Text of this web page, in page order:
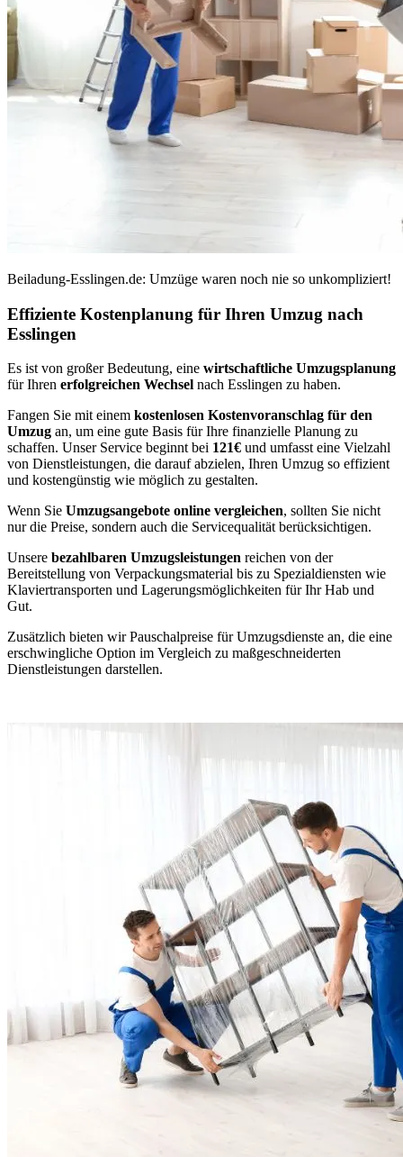
Beiladung-Esslingen.de: Umzüge waren noch nie so unkompliziert!
Effiziente Kostenplanung für Ihren Umzug nach
Esslingen
Es ist von großer Bedeutung, eine wirtschaftliche Umzugsplanung
für Ihren erfolgreichen Wechsel nach Esslingen zu haben.
Fangen Sie mit einem kostenlosen Kostenvoranschlag für den
Umzug an, um eine gute Basis für Ihre finanzielle Planung zu
schaffen. Unser Service beginnt bei 121€ und umfasst eine Vielzahl
von Dienstleistungen, die darauf abzielen, Ihren Umzug so effizient
und kostengünstig wie möglich zu gestalten.
Wenn Sie Umzugsangebote online vergleichen, sollten Sie nicht
nur die Preise, sondern auch die Servicequalität berücksichtigen.
Unsere bezahlbaren Umzugsleistungen reichen von der
Bereitstellung von Verpackungsmaterial bis zu Spezialdiensten wie
Klaviertransporten und Lagerungsmöglichkeiten für Ihr Hab und
Gut.
Zusätzlich bieten wir Pauschalpreise für Umzugsdienste an, die eine
erschwingliche Option im Vergleich zu maßgeschneiderten
Dienstleistungen darstellen.